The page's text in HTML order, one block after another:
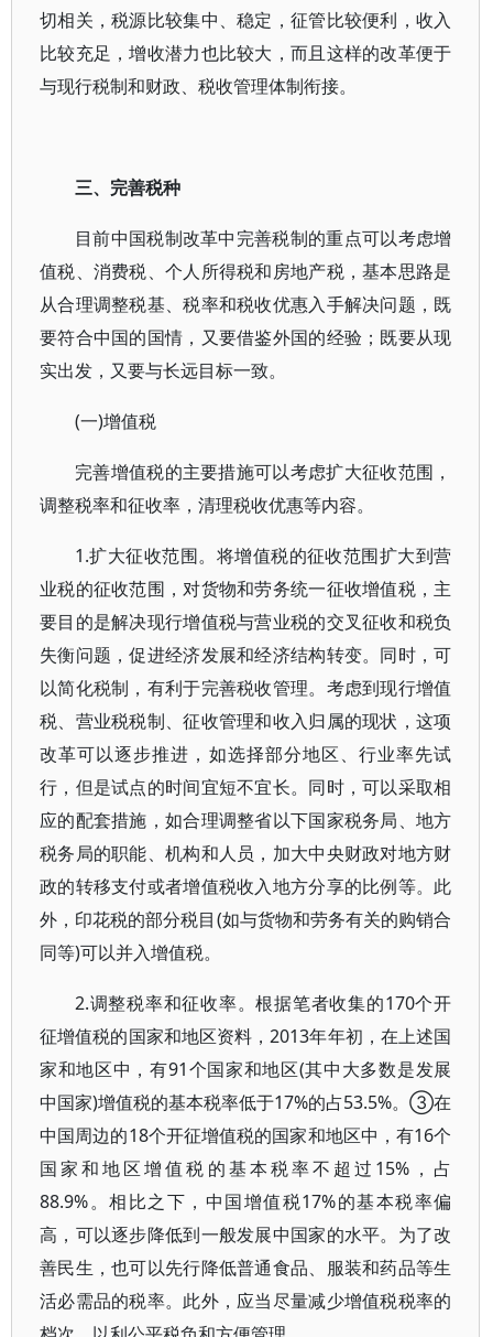
切相关，税源比较集中、稳定，征管比较便利，收入
比较充足，增收潜力也比较大，而且这样的改革便于
与现行税制和财政、税收管理体制衔接。
三、完善税种
目前中国税制改革中完善税制的重点可以考虑增
值税、消费税、个人所得税和房地产税，基本思路是
从合理调整税基、税率和税收优惠入手解决问题，既
要符合中国的国情，又要借鉴外国的经验；既要从现
实出发，又要与长远目标一致。
(一)增值税
完善增值税的主要措施可以考虑扩大征收范围，
调整税率和征收率，清理税收优惠等内容。
1.扩大征收范围。将增值税的征收范围扩大到营
业税的征收范围，对货物和劳务统一征收增值税，主
要目的是解决现行增值税与营业税的交叉征收和税负
失衡问题，促进经济发展和经济结构转变。同时，可
以简化税制，有利于完善税收管理。考虑到现行增值
税、营业税税制、征收管理和收入归属的现状，这项
改革可以逐步推进，如选择部分地区、行业率先试
行，但是试点的时间宜短不宜长。同时，可以采取相
应的配套措施，如合理调整省以下国家税务局、地方
税务局的职能、机构和人员，加大中央财政对地方财
政的转移支付或者增值税收入地方分享的比例等。此
外，印花税的部分税目(如与货物和劳务有关的购销合
同等)可以并入增值税。
2.调整税率和征收率。根据笔者收集的170个开
征增值税的国家和地区资料，2013年年初，在上述国
家和地区中，有91个国家和地区(其中大多数是发展
中国家)增值税的基本税率低于17%的占53.5%。③在
中国周边的18个开征增值税的国家和地区中，有16个
国家和地区增值税的基本税率不超过15%，占
88.9%。相比之下，中国增值税17%的基本税率偏
高，可以逐步降低到一般发展中国家的水平。为了改
善民生，也可以先行降低普通食品、服装和药品等生
活必需品的税率。此外，应当尽量减少增值税税率的